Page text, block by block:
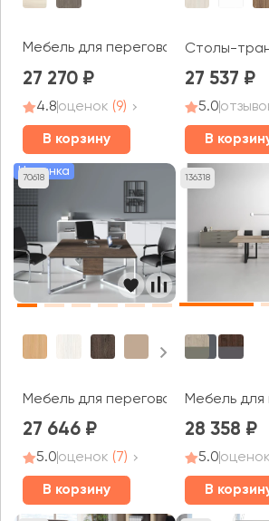
Мебель для переговорных Нью
27 270
4.8оценок (9)
В корзину
Столы-
27 537
5.0
В
70618
Новинка
Мебель для переговорных САММИТ
27 646
5.0оценок (7)
В корзину
136318
Мебель для
28 358
5.0оценок
В